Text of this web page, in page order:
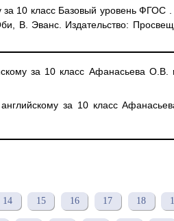
за 10 класс Базовый уровень ФГОС
В. Эванс. Издательство:
за 10 класс Афанасьева О.В.
за 10 класс
14 15 16 17 18